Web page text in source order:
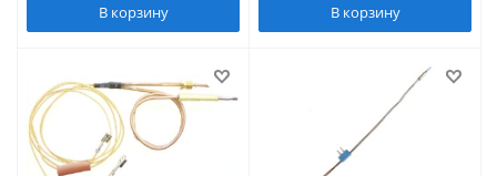
В корзину В корзину